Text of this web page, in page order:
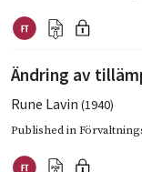
Ändring av
Rune Lavin (1940)
Published in